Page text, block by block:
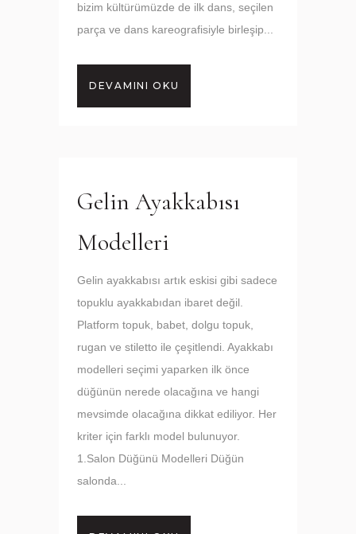
bizim kültürümüzde de ilk dans, seçilen
parça ve dans kareografisiyle birleşip...
DEVAMINI OKU
Gelin Ayakkabısı
Modelleri
Gelin ayakkabısı artık eskisi gibi sadece
topuklu ayakkabıdan ibaret değil.
Platform topuk, babet, dolgu topuk,
rugan ve stiletto ile çeşitlendi. Ayakkabı
modelleri seçimi yaparken ilk önce
düğünün nerede olacağına ve hangi
mevsimde olacağına dikkat ediliyor. Her
kriter için farklı model bulunuyor.
1.Salon Düğünü Modelleri Düğün
salonda...